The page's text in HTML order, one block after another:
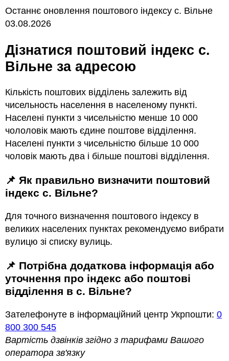
Останнє оновлення поштового індексу с. Вільне
03.08.2026
Дізнатися поштовий індекс с.
Вільне за адресою
Кількість поштових відділень залежить від
чисельность населення в населеному пункті.
Населені пункти з чисельністю менше 10 000
чололовік мають єдине поштове відділення.
Населені пункти з чисельністю більше 10 000
чоловік мають два і більше поштові відділення.
📌 Як правильно визначити поштовий
індекс с. Вільне?
Для точного визначення поштового індексу в
великих населених пунктах рекомендуємо вибрати
вулицю зі списку вулиць.
📌 Потрібна додаткова інформація або
уточнення про індекс або поштові
відділення в с. Вільне?
Зателефонуте в інформаційний центр Укрпошти: 0
800 300 545
Вартість дзвінків згідно з тарифами Вашого
оператора зв'язку